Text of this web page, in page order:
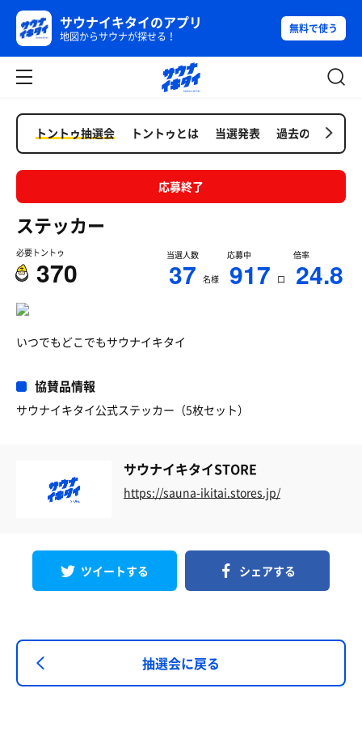
サウナイキタイのアプリ
地図からサウナが探せる！
無料で使う
トントゥ抽選会 トントゥとは 当選発表 過去の抽選会
応募終了
ステッカー
必要トントゥ
370
当選人数
37 名様
応募中
917 口
倍率
24.8
いつでもどこでもサウナイキタイ
協賛品情報
サウナイキタイ公式ステッカー（5枚セット）
サウナイキタイSTORE
https://sauna-ikitai.stores.jp/
ツイートする シェアする
抽選会に戻る